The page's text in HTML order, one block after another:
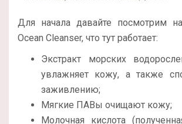
Для начала давайте посмотрим
Ocean Cleanser, что тут работает:
Экстракт морских
увлажняет кожу, а также
заживлению;
Мягкие ПАВы очищают кожу;
Молочная кислота